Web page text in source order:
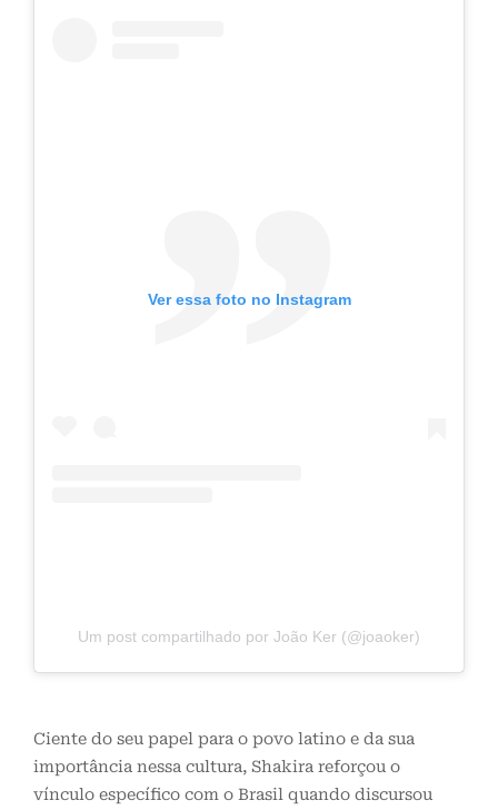
Ver essa foto no Instagram
Um post compartilhado por João Ker (@joaoker)
Ciente do seu papel para o povo latino e da sua
importância nessa cultura, Shakira reforçou o
vínculo específico com o Brasil quando discursou